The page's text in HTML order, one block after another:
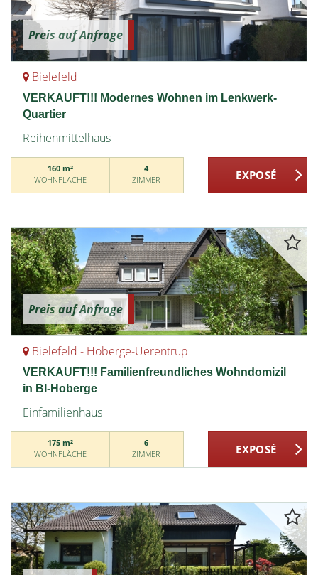
Preis auf Anfrage
Bielefeld
VERKAUFT!!! Modernes Wohnen im Lenkwerk-
Quartier
Reihenmittelhaus
160 m²
WOHNFLÄCHE
4
ZIMMER
Preis auf Anfrage
Bielefeld - Hoberge-Uerentrup
VERKAUFT!!! Familienfreundliches Wohndomizil
in BI-Hoberge
Einfamilienhaus
175 m²
WOHNFLÄCHE
6
ZIMMER